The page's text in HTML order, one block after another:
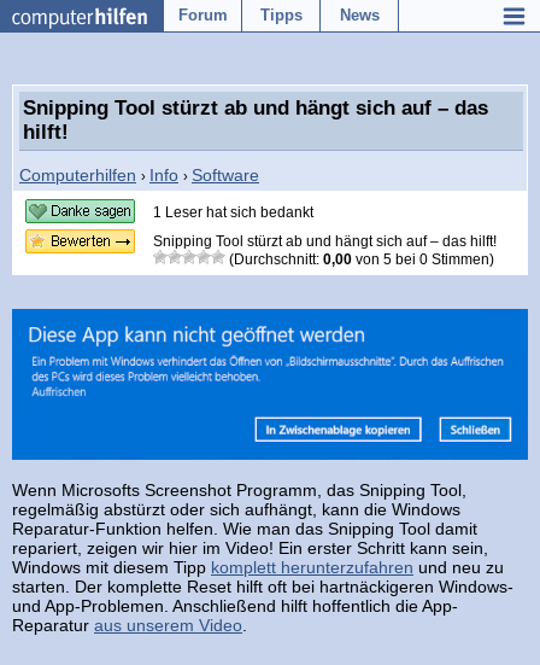
Forum Tipps News
Snipping Tool stürzt ab und hängt sich auf – das
hilft!
Computerhilfen › Info › Software
1 Leser hat sich bedankt
Snipping Tool stürzt ab und hängt sich auf – das hilft!
(Durchschnitt: 0,00 von 5 bei 0 Stimmen)
Wenn Microsofts Screenshot Programm, das Snipping Tool,
regelmäßig abstürzt oder sich aufhängt, kann die Windows
Reparatur-Funktion helfen. Wie man das Snipping Tool damit
repariert, zeigen wir hier im Video! Ein erster Schritt kann sein,
Windows mit diesem Tipp komplett herunterzufahren und neu zu
starten. Der komplette Reset hilft oft bei hartnäckigeren Windows-
und App-Problemen. Anschließend hilft hoffentlich die App-
Reparatur aus unserem Video